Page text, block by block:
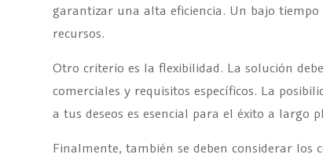
garantizar una alta eficiencia. Un bajo
recursos.
Otro criterio es la flexibilidad. La solución
comerciales y requisitos específicos. La
a tus deseos es esencial para el éxito a largo
Finalmente, también se deben considerar los